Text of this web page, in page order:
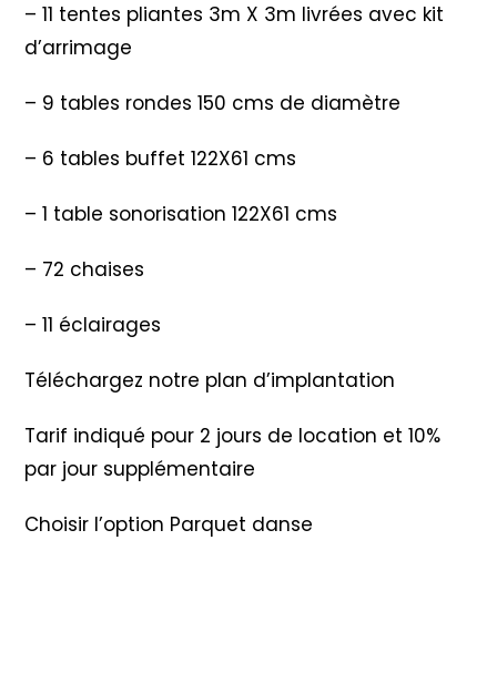
– 11 tentes pliantes 3m X 3m livrées avec kit
d’arrimage
– 9 tables rondes 150 cms de diamètre
– 6 tables buffet 122X61 cms
– 1 table sonorisation 122X61 cms
– 72 chaises
– 11 éclairages
Téléchargez notre plan d’implantation
Tarif indiqué pour 2 jours de location et 10%
par jour supplémentaire
Choisir l’option Parquet danse